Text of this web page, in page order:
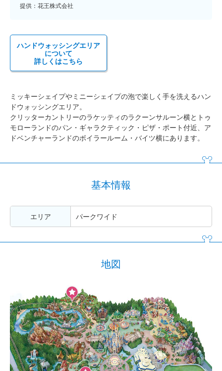
提供：花王株式会社
ハンドウォッシングエリア
について
詳しくはこちら
ミッキーシェイプやミニーシェイプの泡で楽しく手を洗えるハン
ドウォッシングエリア。
クリッターカントリーのラケッティのラクーンサルーン横とトゥ
モローランドのパン・ギャラクティック・ピザ・ポート付近、ア
ドベンチャーランドのボイラールーム・バイツ横にあります。
基本情報
エリア パークワイド
地図